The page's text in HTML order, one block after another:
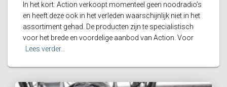
In het kort: Action verkoopt momenteel geen noodradio’s
en heeft deze ook in het verleden waarschijnlijk niet in het
assortiment gehad. De producten zijn te specialistisch
voor het brede en voordelige aanbod van Action. Voor
Lees verder…